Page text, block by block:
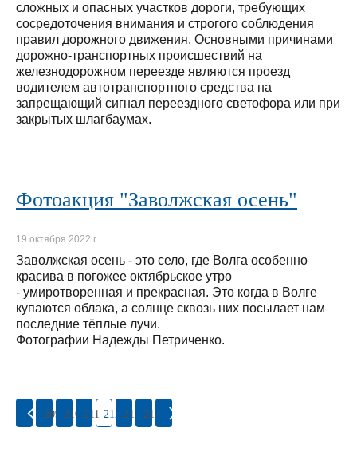
сложных и опасных участков дороги, требующих
сосредоточения внимания и строгого соблюдения
правил дорожного движения. Основными причинами
дорожно-транспортных происшествий на
железнодорожном переезде являются проезд
водителем автотранспортного средства на
запрещающий сигнал переездного светофора или при
закрытых шлагбаумах.
Фотоакция "Заволжская осень"
19 октября 2022 г.
Заволжская осень - это село, где Волга особенно
красива в погожее октябрьское утро
- умиротворенная и прекрасная. Это когда в Волге
купаются облака, а солнце сквозь них посылает нам
последние тёплые лучи.
Фотографии Надежды Петриченко.
209 210 211 212 213 214